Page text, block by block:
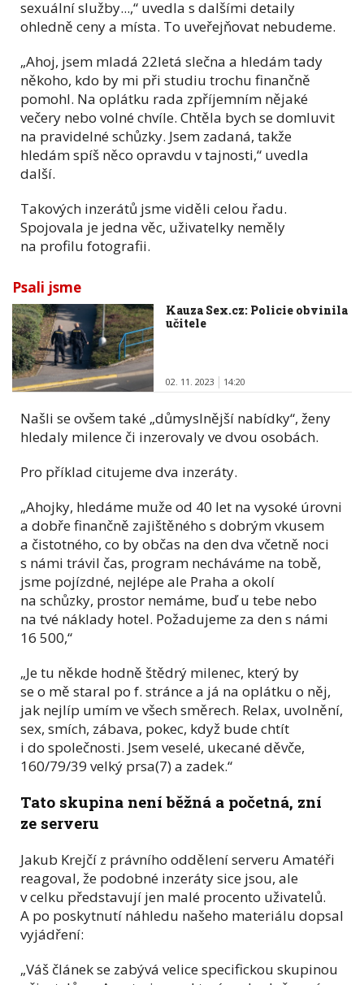
sexuální služby...,“ uvedla s dalšími detaily
ohledně ceny a místa. To uveřejňovat nebudeme.
„Ahoj, jsem mladá 22letá slečna a hledám tady
někoho, kdo by mi při studiu trochu finančně
pomohl. Na oplátku rada zpříjemním nějaké
večery nebo volné chvíle. Chtěla bych se domluvit
na pravidelné schůzky. Jsem zadaná, takže
hledám spíš něco opravdu v tajnosti,“ uvedla
další.
Takových inzerátů jsme viděli celou řadu.
Spojovala je jedna věc, uživatelky neměly
na profilu fotografii.
Psali jsme
Kauza Sex.cz: Policie obvinila
učitele
02. 11. 2023 14:20
Našli se ovšem také „důmyslnější nabídky“, ženy
hledaly milence či inzerovaly ve dvou osobách.
Pro příklad citujeme dva inzeráty.
„Ahojky, hledáme muže od 40 let na vysoké úrovni
a dobře finančně zajištěného s dobrým vkusem
a čistotného, co by občas na den dva včetně noci
s námi trávil čas, program necháváme na tobě,
jsme pojízdné, nejlépe ale Praha a okolí
na schůzky, prostor nemáme, buď u tebe nebo
na tvé náklady hotel. Požadujeme za den s námi
16 500,“
„Je tu někde hodně štědrý milenec, který by
se o mě staral po f. stránce a já na oplátku o něj,
jak nejlíp umím ve všech směrech. Relax, uvolnění,
sex, smích, zábava, pokec, když bude chtít
i do společnosti. Jsem veselé, ukecané děvče,
160/79/39 velký prsa(7) a zadek.“
Tato skupina není běžná a početná, zní
ze serveru
Jakub Krejčí z právního oddělení serveru Amatéři
reagoval, že podobné inzeráty sice jsou, ale
v celku představují jen malé procento uživatelů.
A po poskytnutí náhledu našeho materiálu dopsal
vyjádření:
„Váš článek se zabývá velice specifickou skupinou